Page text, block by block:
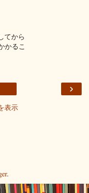
てから
かるこ
›
表示
.